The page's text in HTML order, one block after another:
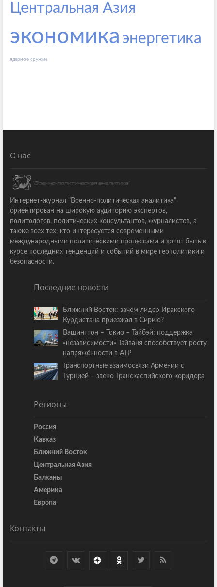
Центральная Азия
экономика энергетика
ядерное оружие
О нас
Интернет-журнал "Военно-политическая аналитика"
ориентирован на широкую аудиторию экспертов,
политологов, политических консультантов, журналистов, а
также всех тех, кто интересуется современными
международными политическими процессами и хотят быть в
курсе последних тенденций и событий в мире геополитики и
безопасности.
Последние новости
Ближний Восток: зачем лидер Иракского
Курдистана приезжал в Сирию?
Вашингтон – Токио – Тайбэй: поддержка
«независимости» Тайваня способствует росту
напряжённости в АТР
Транспортные взаимосвязи Армении с
Турцией – звено Транскаспийского коридора
Регионы
Россия
Кавказ
Ближний Восток
Центральная Азия
Балканы
Америка
Европа
Контакты